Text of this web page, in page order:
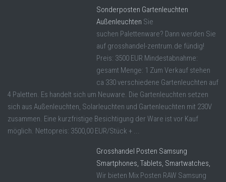
Sonderposten Gartenleuchten
Außenleuchten Sie
suchen Palettenware? Dann werden Sie
auf grosshandel-zentrum.de fündig!
Preis: 3500 EUR Mindestabnahme:
gesamt Menge: 1 Zum Verkauf stehen
ca 330 verschiedene Gartenleuchten auf
4 Paletten. Es handelt sich um Neuware. Die Gartenleuchten setzen
sich aus Außenleuchten, Solarleuchten und Gartenleuchten mit 230V
zusammen. Eine kurzfristige Besichtigung der Ware ist vor Kauf
möglich. Nettopreis: 3500,00 EUR/Stück + ...
Grosshandel Posten Samsung
Smartphones, Tablets, Smartwatches,
Wir bieten Mix Posten RAW Samsung